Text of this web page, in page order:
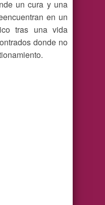
un cura y una
en un
tras una vida
donde no